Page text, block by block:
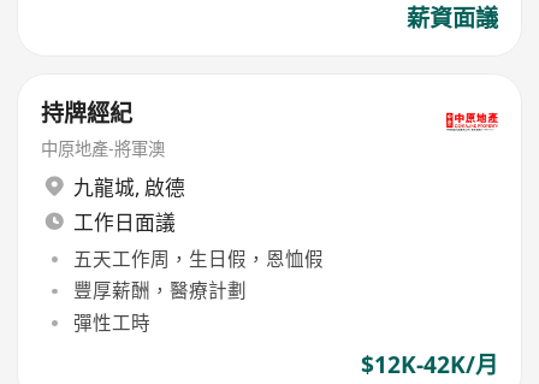
薪資面議
持牌經紀
中原地產-將軍澳
九龍城, 啟德
工作日面議
五天工作周，生日假，恩恤假
豐厚薪酬，醫療計劃
彈性工時
$12K-42K/月